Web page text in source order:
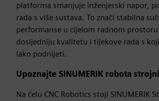
platforma smanjuje inženjerski napor,
rada s više sustava. To znači stabilna
performanse u cijelom radnom
dosljedniju kvalitetu i tijekove rada s
lako podnijeti.
Upoznajte SINUMERIK robota
Na čelu CNC Robotics stoji